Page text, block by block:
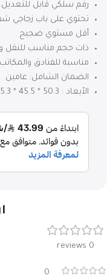
رفم سلكي قابل للتعديل
تحتوي على باب زجاجي
أقل مستوي ضجيج
ذات حجم مناسب للنقل
مناسبة للفنادق
الضمان الشامل: عامين
الأبعاد : 50.3 * 45.5 * 45.3 سم
0 reviews
0